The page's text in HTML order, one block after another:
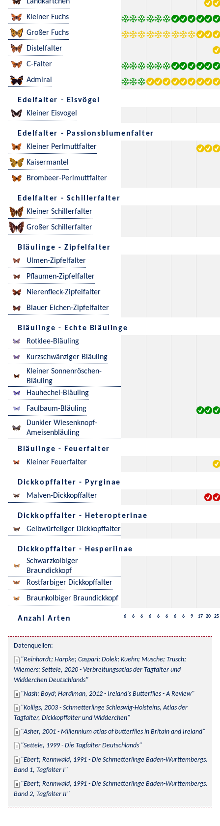
Kleiner Fuchs
Großer Fuchs
Distelfalter
C-Falter
Admiral
Edelfalter - Eisvögel
Kleiner Eisvogel
Edelfalter - Passionsblumenfalter
Kleiner Perlmuttfalter
Kaisermantel
Brombeer-Perlmuttfalter
Edelfalter - Schillerfalter
Kleiner Schillerfalter
Großer Schillerfalter
Bläulinge - Zipfelfalter
Ulmen-Zipfelfalter
Pflaumen-Zipfelfalter
Nierenfleck-Zipfelfalter
Blauer Eichen-Zipfelfalter
Bläulinge - Echte Bläulinge
Rotklee-Bläuling
Kurzschwänziger Bläuling
Kleiner Sonnenröschen-
Bläuling
Hauhechel-Bläuling
Faulbaum-Bläuling
Dunkler Wiesenknopf-
Ameisenbläuling
Bläulinge - Feuerfalter
Kleiner Feuerfalter
Dickkopffalter - Pyrginae
Malven-Dickkopffalter
Dickkopffalter - Heteropterinae
Gelbwürfeliger Dickkopffalter
Dickkopffalter - Hesperiinae
Schwarzkolbiger
Braundickkopf
Rostfarbiger Dickkopffalter
Braunkolbiger Braundickkopf
Anzahl Arten 6 6 6 6 6 6 6 6 9 17 20 25
Datenquellen:
Reinhardt; Harpke; Caspari; Dolek; Kuehn; Musche; Trusch;
Wiemers; Settele, 2020 - Verbreitungsatlas der Tagfalter und
Widderchen Deutschlands
Nash; Boyd; Hardiman, 2012 - Ireland's Butterflies - A Review
Kolligs, 2003 - Schmetterlinge Schleswig-Holsteins, Atlas der
Tagfalter, Dickkopffalter und Widderchen
Asher, 2001 - Millennium atlas of butterflies in Britain and Ireland
Settele, 1999 - Die Tagfalter Deutschlands
Ebert; Rennwald, 1991 - Die Schmetterlinge Baden-Württembergs.
Band 1, Tagfalter I
Ebert; Rennwald, 1991 - Die Schmetterlinge Baden-Württembergs.
Band 2, Tagfalter II